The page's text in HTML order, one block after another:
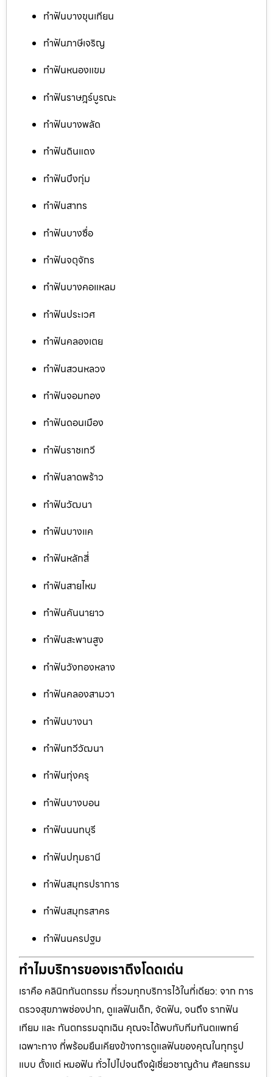
ทำฟันบางขุนเทียน
ทำฟันภาษีเจริญ
ทำฟันหนองแขม
ทำฟันราษฎร์บูรณะ
ทำฟันบางพลัด
ทำฟันดินแดง
ทำฟันบึงกุ่ม
ทำฟันสาทร
ทำฟันบางซื่อ
ทำฟันจตุจักร
ทำฟันบางคอแหลม
ทำฟันประเวศ
ทำฟันคลองเตย
ทำฟันสวนหลวง
ทำฟันจอมทอง
ทำฟันดอนเมือง
ทำฟันราชเทวี
ทำฟันลาดพร้าว
ทำฟันวัฒนา
ทำฟันบางแค
ทำฟันหลักสี่
ทำฟันสายไหม
ทำฟันคันนายาว
ทำฟันสะพานสูง
ทำฟันวังทองหลาง
ทำฟันคลองสามวา
ทำฟันบางนา
ทำฟันทวีวัฒนา
ทำฟันทุ่งครุ
ทำฟันบางบอน
ทำฟันนนทบุรี
ทำฟันปทุมธานี
ทำฟันสมุทรปราการ
ทำฟันสมุทรสาคร
ทำฟันนครปฐม
ทำไมบริการของเราถึงโดดเด่น
เราคือ คลินิกทันตกรรม ที่รวมทุกบริการไว้ในที่เดียว: จาก การ
ตรวจสุขภาพช่องปาก, ดูแลฟันเด็ก, จัดฟัน, จนถึง รากฟัน
เทียม และ ทันตกรรมฉุกเฉิน คุณจะได้พบกับทีมทันตแพทย์
เฉพาะทาง ที่พร้อมยืนเคียงข้างการดูแลฟันของคุณในทุกรูป
แบบ ตั้งแต่ หมอฟัน ทั่วไปไปจนถึงผู้เชี่ยวชาญด้าน ศัลยกรรม